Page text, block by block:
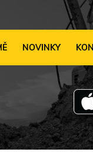
NOVINKY